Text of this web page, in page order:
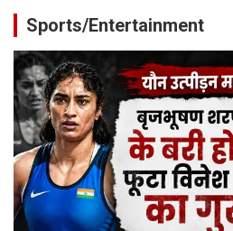
Sports/Entertainment